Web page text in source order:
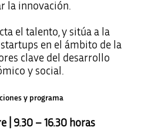
la innovación.
el talento, y sitúa a la
en el ámbito de la
clave del desarrollo
y social.
y programa
| 9.30 – 16.30 horas